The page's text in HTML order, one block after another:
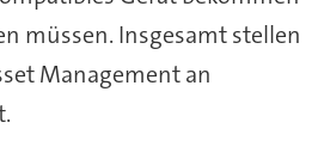
müssen. Insgesamt stellen
Management an